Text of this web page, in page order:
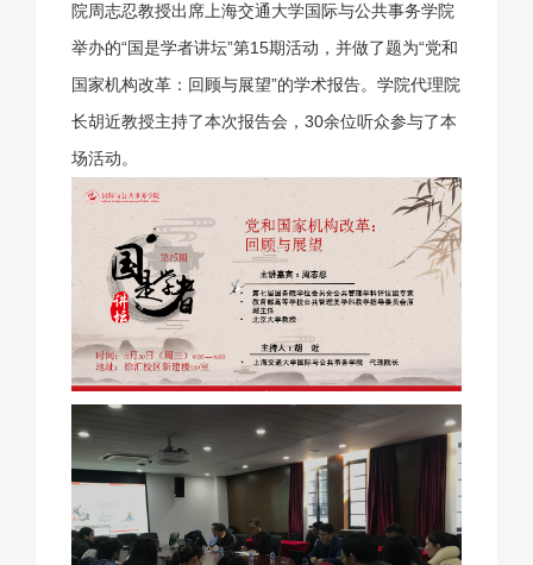
院周志忍教授出席上海交通大学国际与公共事务学院
举办的“国是学者讲坛”第15期活动，并做了题为“党和
国家机构改革：回顾与展望”的学术报告。学院代理院
长胡近教授主持了本次报告会，30余位听众参与了本
场活动。